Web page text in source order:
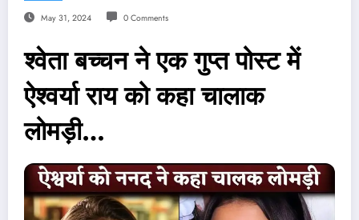
May 31, 2024 0 Comments
श्वेता बच्चन ने एक गुप्त पोस्ट में
ऐश्वर्या राय को कहा चालाक
लोमड़ी…